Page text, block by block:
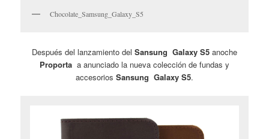
Chocolate_Samsung_Galaxy_S5
Después del lanzamiento del Sansung Galaxy S5 anoche
Proporta a anunciado la nueva colección de fundas y
accesorios Sansung Galaxy S5.